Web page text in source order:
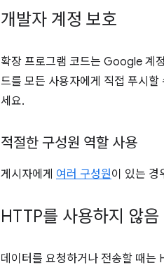
개발자 계정 보호
확장 프로그램 코드는 Google 계
드를 모든 사용자에게 직접 푸시할
세요.
적절한 구성원 역할 사용
게시자에게 여러 구성원이 있는 경
HTTP를 사용하지 않음
데이터를 요청하거나 전송할 때는